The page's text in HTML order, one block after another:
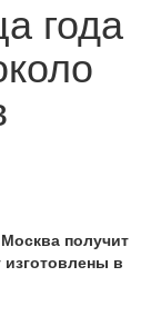
года
получит
в